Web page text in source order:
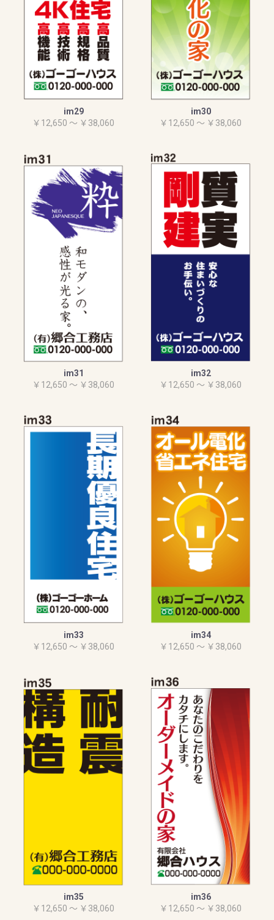
im29
￥12,650 ～ ￥38,060
im30
￥12,650 ～ ￥38,060
im31
￥12,650 ～ ￥38,060
im32
￥12,650 ～ ￥38,060
im33
￥12,650 ～ ￥38,060
im34
￥12,650 ～ ￥38,060
im35
￥12,650 ～ ￥38,060
im36
￥12,650 ～ ￥38,060